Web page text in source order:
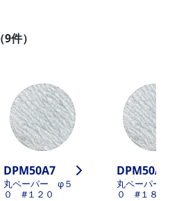
（9件）
DPM50A7
丸ペーパー φ５
０ #１２０
DPM50A9
丸ペーパー
０ #１８０